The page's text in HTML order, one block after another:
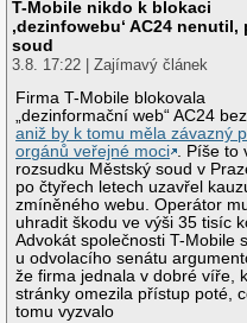
T-Mobile nikdo k blokaci
‚dezinfowebu‘ AC24 nenutil,
soud
3.8. 17:22 | Zajímavý článek
Firma T-Mobile blokovala
„dezinformační web“ AC24
aniž by k tomu měla závazný
orgánů veřejné moci . Píše to
rozsudku Městský soud v
po čtyřech letech uzavřel
zmíněného webu. Operátor
uhradit škodu ve výši 35 tisíc
Advokát společnosti T-Mobile
u odvolacího senátu
že firma jednala v dobré víře,
stránky omezila přístup poté,
tomu vyzvalo